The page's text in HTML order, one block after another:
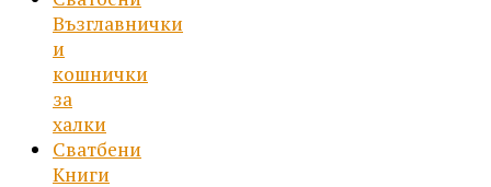
Възглавнички
и
кошнички
за
халки
Сватбени
Книги